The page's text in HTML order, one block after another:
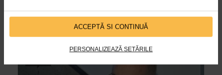
ACCEPTĂ SI CONTINUĂ
PERSONALIZEAZĂ SETĂRILE
a inceput la Craiova, pe 23 aprilie, data la care s-a nascut si a
murit marele Will. Tema editiei 2012...